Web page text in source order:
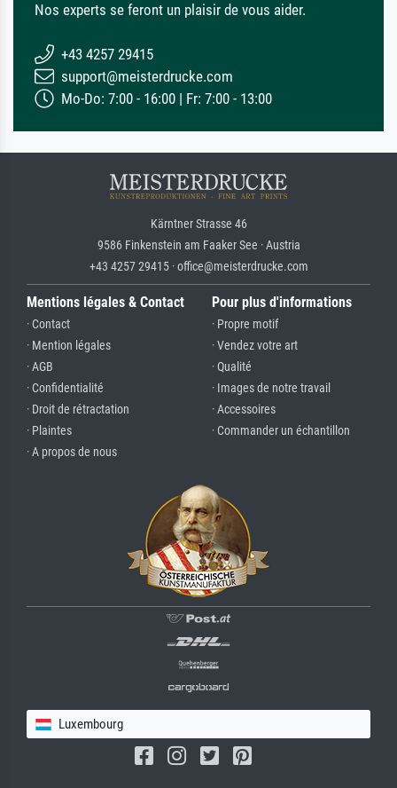
Nos experts se feront un plaisir de vous aider.
+43 4257 29415
support@meisterdrucke.com
Mo-Do: 7:00 - 16:00 | Fr: 7:00 - 13:00
Kärntner Strasse 46
9586 Finkenstein am Faaker See · Austria
+43 4257 29415 · office@meisterdrucke.com
Mentions légales & Contact
· Contact
· Mention légales
· AGB
· Confidentialité
· Droit de rétractation
· Plaintes
· A propos de nous
Pour plus d'informations
· Propre motif
· Vendez votre art
· Qualité
· Images de notre travail
· Accessoires
· Commander un échantillon
Luxembourg